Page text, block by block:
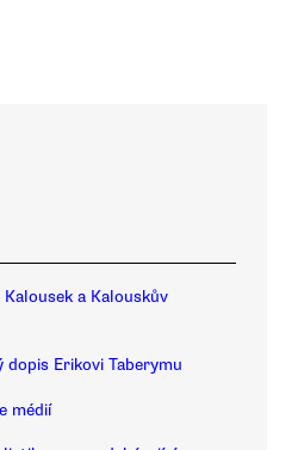
Kalousek a Kalouskův
dopis Erikovi Taberymu
médií